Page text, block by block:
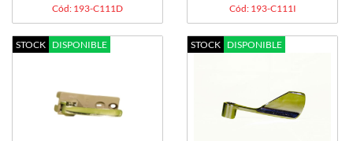
Cód: 193-C111D Cód: 193-C111I
STOCK DISPONIBLE STOCK DISPONIBLE